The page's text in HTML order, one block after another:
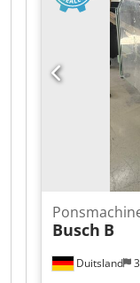
als nieuw.
Duitsland
Busch B